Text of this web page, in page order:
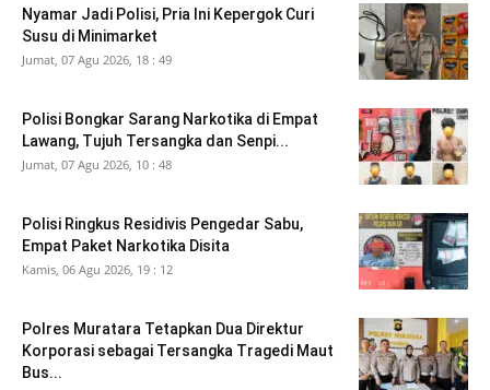
Nyamar Jadi Polisi, Pria Ini Kepergok Curi
Susu di Minimarket
Jumat, 07 Agu 2026, 18 : 49
Polisi Bongkar Sarang Narkotika di Empat
Lawang, Tujuh Tersangka dan Senpi...
Jumat, 07 Agu 2026, 10 : 48
Polisi Ringkus Residivis Pengedar Sabu,
Empat Paket Narkotika Disita
Kamis, 06 Agu 2026, 19 : 12
Polres Muratara Tetapkan Dua Direktur
Korporasi sebagai Tersangka Tragedi Maut
Bus...